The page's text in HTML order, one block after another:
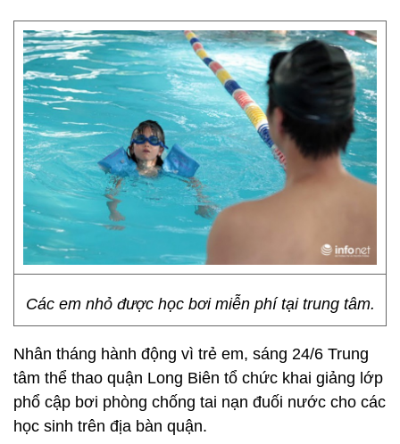
Các em nhỏ được học bơi miễn phí tại trung tâm.
Nhân tháng hành động vì trẻ em, sáng 24/6 Trung
tâm thể thao quận Long Biên tổ chức khai giảng lớp
phổ cập bơi phòng chống tai nạn đuối nước cho các
học sinh trên địa bàn quận.